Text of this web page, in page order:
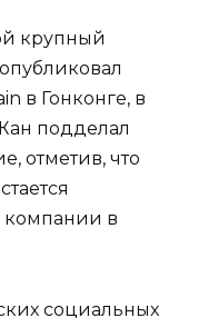
крупный
в Гонконге, в
подделал
отметив, что
в
социальных